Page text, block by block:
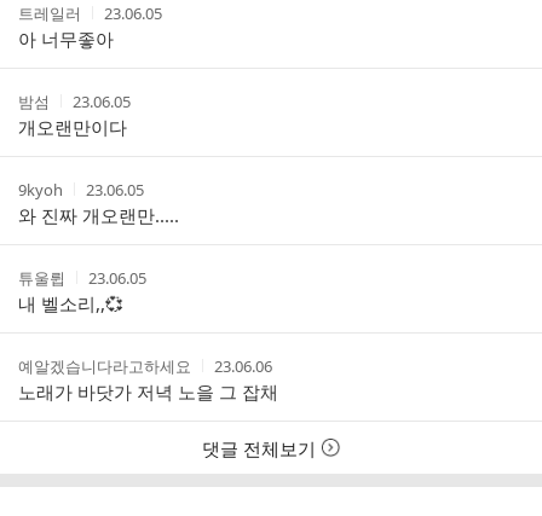
스
작
성
자
트레일러
작
성
시
간
23.06.05
아 너무좋아
작
성
자
밤섬
작
성
시
간
23.06.05
개오랜만이다
작
성
자
9kyoh
작
성
시
간
23.06.05
와 진짜 개오랜만.....
작
성
자
튜울륍
작
성
시
간
23.06.05
내 벨소리,,💞
작
성
자
예알겠습니다라고하세요
작
성
시
간
23.06.06
노래가 바닷가 저녁 노을 그 잡채
댓글 전체보기